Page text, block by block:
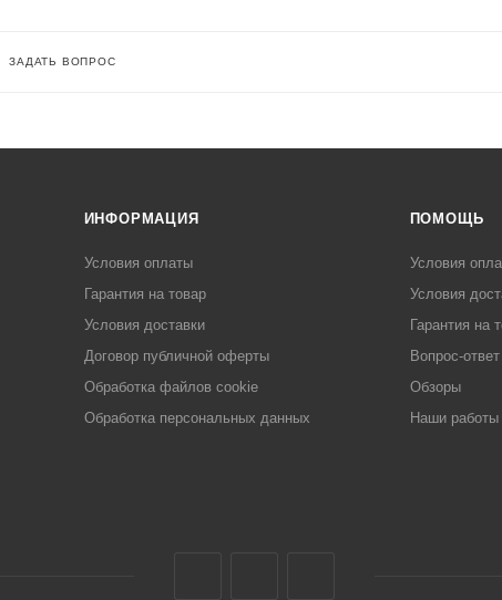
ЗАДАТЬ ВОПРОС
ИНФОРМАЦИЯ
Условия оплаты
Гарантия на товар
Условия доставки
Договор публичной оферты
Обработка файлов cookie
Обработка персональных данных
ПОМОЩЬ
Условия
Условия
Гарантия на
Вопрос-ответ
Обзоры
Наши работы